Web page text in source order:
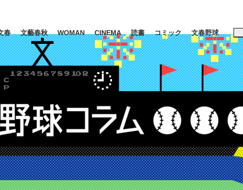
ライフ ビジネス インタビュー 読書
「最悪の空気のまま解散」WBC日本代表“敗戦”の真実 選手が
観る将棋、読む将棋
春 文藝春秋 WOMAN CINEMA 読書 コミック 文春野球
キーワード入力
希 #森岡毅 #城彰二 #内田有紀
#松田聖子